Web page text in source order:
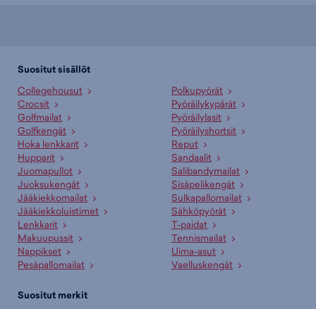
Suositut sisällöt
Collegehousut
Crocsit
Golfmailat
Golfkengät
Hoka lenkkarit
Hupparit
Juomapullot
Juoksukengät
Jääkiekkomailat
Jääkiekkoluistimet
Lenkkarit
Makuupussit
Nappikset
Pesäpallomailat
Polkupyörät
Pyöräilykypärät
Pyöräilylasit
Pyöräilyshortsit
Reput
Sandaalit
Salibandymailat
Sisäpelikengät
Sulkapallomailat
Sähköpyörät
T-paidat
Tennismailat
Uima-asut
Vaelluskengät
Suositut merkit